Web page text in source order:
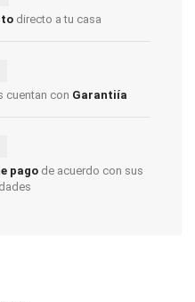
directo a tu casa
cuentan con Garantiía
pagode acuerdo con sus